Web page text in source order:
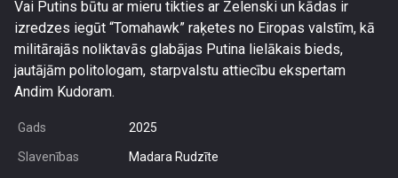
Vai Putins būtu ar mieru tikties ar Zelenski un kādas ir
izredzes iegūt “Tomahawk” raķetes no Eiropas valstīm, kā
militārajās noliktavās glabājas Putina lielākais bieds,
jautājām politologam, starpvalstu attiecību ekspertam
Andim Kudoram.
Gads 2025
Slavenības Madara Rudzīte